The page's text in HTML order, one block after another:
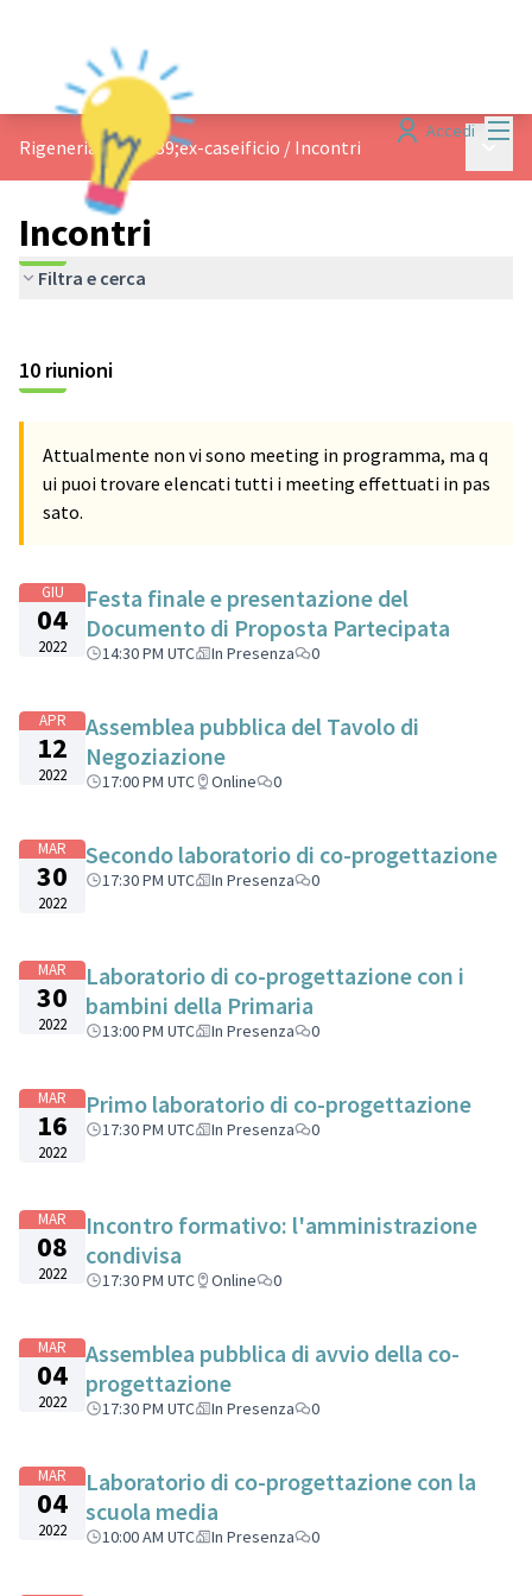
Accedi
Rigeneriamo l&#39;ex-caseificio / Incontri
Incontri
Filtra e cerca
10 riunioni
Attualmente non vi sono meeting in programma, ma q
ui puoi trovare elencati tutti i meeting effettuati in pas
sato.
GIU
04
2022
Festa finale e presentazione del
Documento di Proposta Partecipata
14:30 PM UTC In Presenza 0
APR
12
2022
Assemblea pubblica del Tavolo di
Negoziazione
17:00 PM UTC Online 0
MAR
30
2022
Secondo laboratorio di co-progettazione
17:30 PM UTC In Presenza 0
MAR
30
2022
Laboratorio di co-progettazione con i
bambini della Primaria
13:00 PM UTC In Presenza 0
MAR
16
2022
Primo laboratorio di co-progettazione
17:30 PM UTC In Presenza 0
MAR
08
2022
Incontro formativo: l'amministrazione
condivisa
17:30 PM UTC Online 0
MAR
04
2022
Assemblea pubblica di avvio della co-
progettazione
17:30 PM UTC In Presenza 0
MAR
04
2022
Laboratorio di co-progettazione con la
scuola media
10:00 AM UTC In Presenza 0